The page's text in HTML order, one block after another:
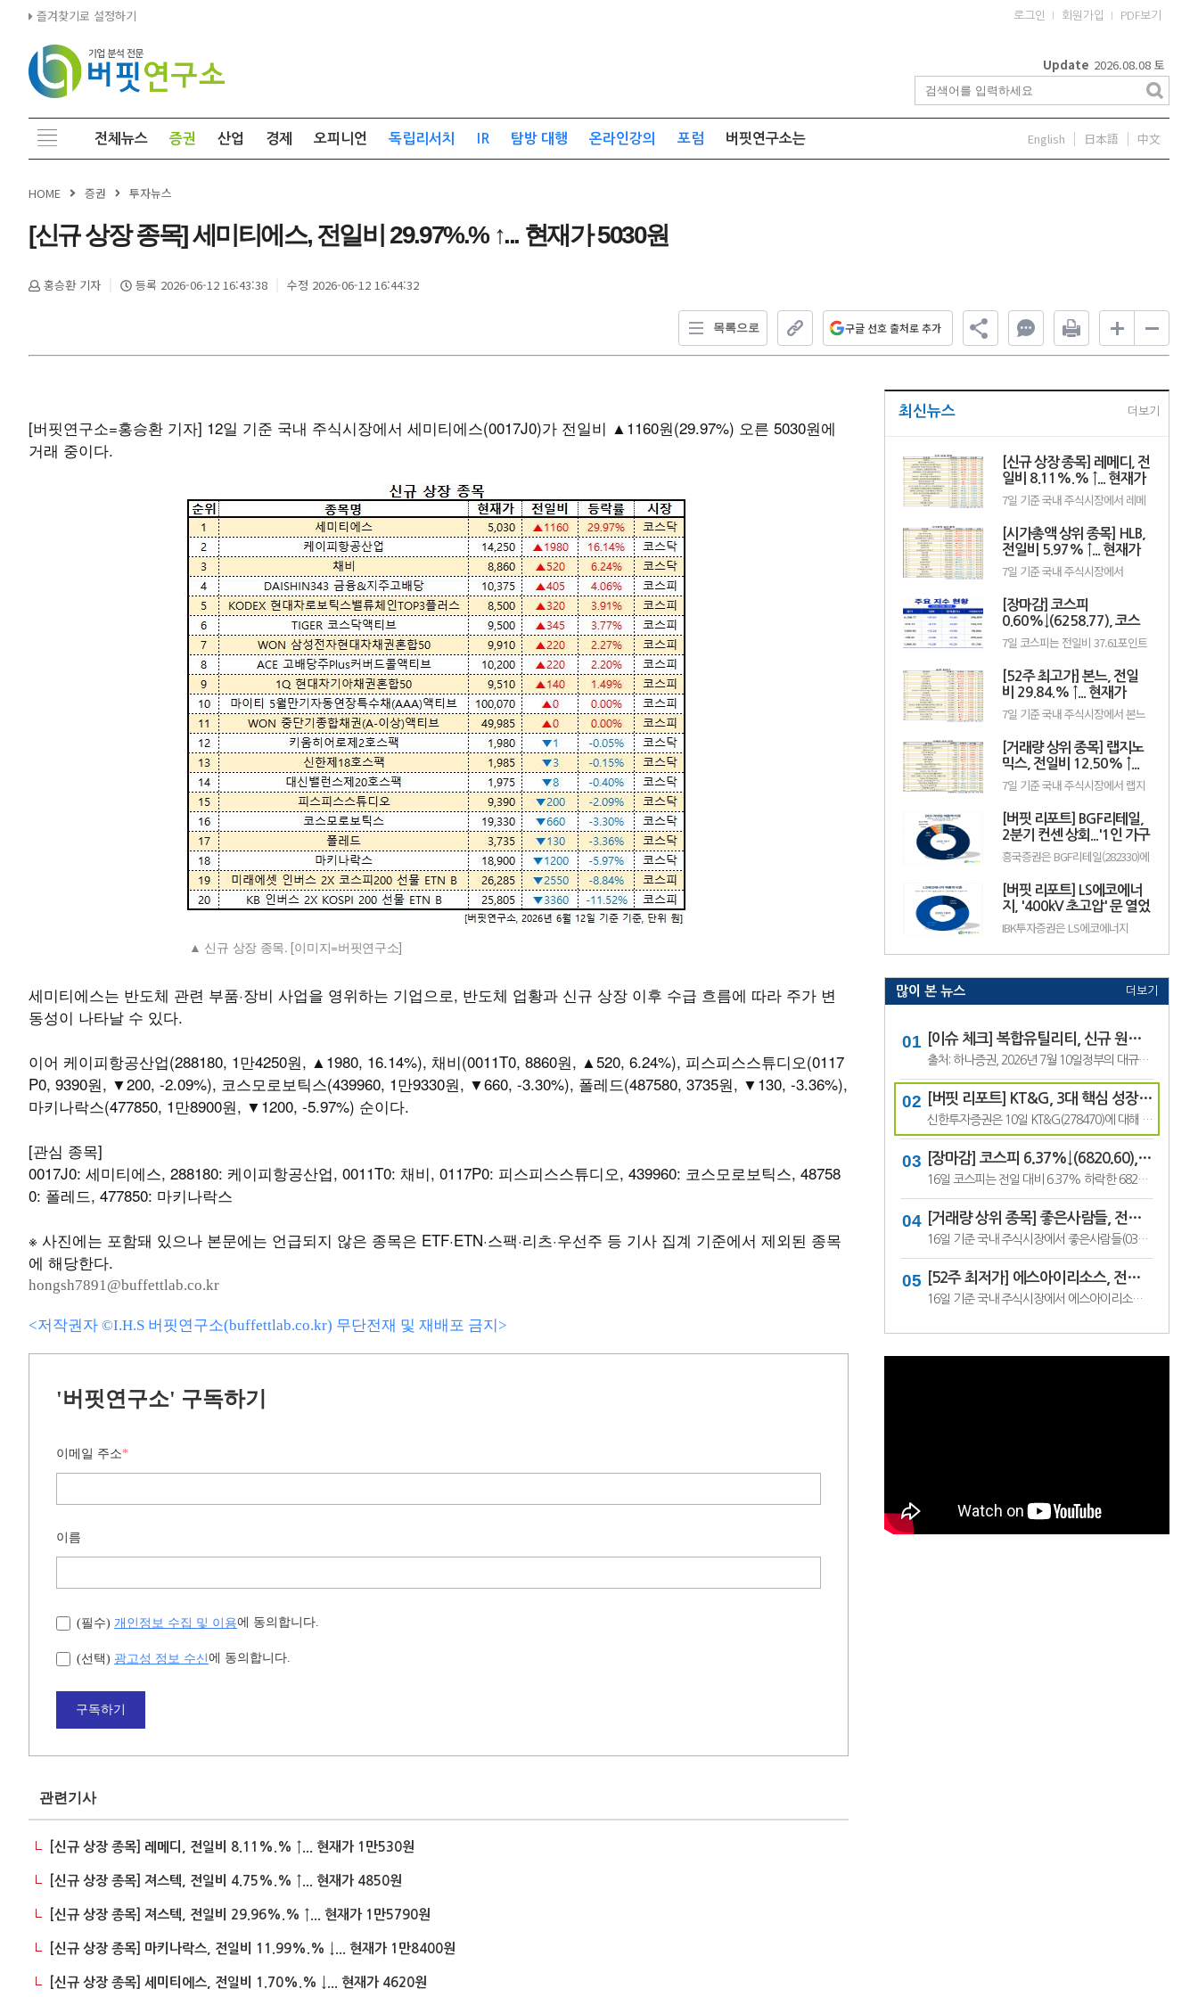
즐겨찾기로 설정하기 로그인 회원가입 PDF보기
Update 2026.08.08 토
전체뉴스 증권 산업 경제 오피니언 독립리서치 IR 탐방 대행 온라인강의 포럼 버핏연구소는 English 日本語 中文
HOME 증권 투자뉴스
[신규 상장 종목] 세미티에스, 전일비 29.97%.% ↑... 현재가 5030원
홍승환 기자 등록 2026-06-12 16:43:38 수정 2026-06-12 16:44:32
목록으로 구글 선호 출처로 추가
[버핏연구소=홍승환 기자] 12일 기준 국내 주식시장에서 세미티에스(0017J0)가 전일비 ▲1160원(29.97%) 오른 5030원에
거래 중이다.
신규 상장 종목. [이미지=버핏연구소]
세미티에스는 반도체 관련 부품·장비 사업을 영위하는 기업으로, 반도체 업황과 신규 상장 이후 수급 흐름에 따라 주가 변
동성이 나타날 수 있다.
이어 케이피항공산업(288180, 1만4250원, ▲1980, 16.14%), 채비(0011T0, 8860원, ▲520, 6.24%), 피스피스스튜디오(0117
P0, 9390원, ▼200, -2.09%), 코스모로보틱스(439960, 1만9330원, ▼660, -3.30%), 폴레드(487580, 3735원, ▼130, -3.36%),
마키나락스(477850, 1만8900원, ▼1200, -5.97%) 순이다.
[관심 종목]
0017J0: 세미티에스, 288180: 케이피항공산업, 0011T0: 채비, 0117P0: 피스피스스튜디오, 439960: 코스모로보틱스, 48758
0: 폴레드, 477850: 마키나락스
※ 사진에는 포함돼 있으나 본문에는 언급되지 않은 종목은 ETF·ETN·스팩·리츠·우선주 등 기사 집계 기준에서 제외된 종목
에 해당한다.
hongsh7891@buffettlab.co.kr
<저작권자 ©I.H.S 버핏연구소(buffettlab.co.kr) 무단전재 및 재배포 금지>
'버핏연구소' 구독하기
이메일 주소*
이름
(필수) 개인정보 수집 및 이용에 동의합니다.
(선택) 광고성 정보 수신에 동의합니다.
구독하기
관련기사
[신규 상장 종목] 레메디, 전일비 8.11%.% ↑... 현재가 1만530원
[신규 상장 종목] 져스텍, 전일비 4.75%.% ↑... 현재가 4850원
[신규 상장 종목] 져스텍, 전일비 29.96%.% ↑... 현재가 1만5790원
[신규 상장 종목] 마키나락스, 전일비 11.99%.% ↓... 현재가 1만8400원
[신규 상장 종목] 세미티에스, 전일비 1.70%.% ↓... 현재가 4620원
최신뉴스 더보기
[신규 상장 종목] 레메디, 전
일비 8.11%.% ↑... 현재가
1만530원
7일 기준 국내 주식시장에서 레메
(8.11%) 오른 1만530원에 거래 중
이다.레메디는 의료기기 관련 사업
을 영위하는 기업으로, 신규 상장
이후 투자자 수급과 성장 기대감에
따라 주가 변동성이 나타날 수 있
(0156T0, 1만870원, ▲370,
3.52%), 스트라드비젼(475040,
3070원, ▲30, 0.99%), 세미티에
스(0017J0, 3110...
[시가총액 상위 종목] HLB,
전일비 5.97% ↑... 현재가
3만7300원
7일 기준 국내 주식시장에서
(5.97%) 오른 3만7300원에 거래
중이다.HLB는 항암제 개발을 중심
으로 바이오 사업을 영위하는 기업
으로, 신약 허가와 임상 결과, 글로
벌 판매 기대감 등에 따라 주가 변
프로비엠(247540, 10만7000원,
▲4500, 4.39%), LG에너지솔루션
(373220, 36만원, ▲1만5000,
4.35%), 한.
[장마감] 코스피
0.60%↓(6258.77), 코스
닥 0.36%↓(798.81)
7일 코스피는 전일비 37.61포인트
했다. 이날 개인과 기관은 각각
3451억원, 8880억원 순매수했고,
외국인은 1조2550억원 순매도했
다.코스닥은 전일비 2.86포인트
(0.36%) 하락한 798.81pt로 마쳤
했고, 외국인과 기관은 각각 2943
억원, 1049억원 순매도했다.임정
은 KB증권 연구원은 KB리서치 장
마감.
[52주 최고가] 본느, 전일
비 29.84.% ↑... 현재가
6200원
7일 기준 국내 주식시장에서 본느
(29.84%) 오른 6200원에 거래 중
이다.본느는 화장품 ODM·브랜드
사업을 영위하는 기업으로, 색조·
기초 화장품 등 뷰티 제품을 중심
으로 사업을 전개하고 있다. K뷰티
따라 주가 변동성이 나타날 수 있
다.이어 BGF리테일(282330, 15만
3100원, ▲1만9600, 1...
[거래량 상위 종목] 랩지노
믹스, 전일비 12.50% ↑...
현재가 882원
7일 기준 국내 주식시장에서 랩지
(12.50%) 오른 882원에 거래 중이
다.랩지노믹스는 분자진단 및 유전
체 분석 서비스를 제공하는 기업으
로, 진단키트와 임상 유전체 검사
등을 주요 사업으로 영위하고 있
수급 변화에 따라 주가 변동성이
나타날 수 있다.이어 폴라리스
AI(039980, 6...
[버핏 리포트] BGF리테일,
2분기 컨센 상회...'1인 가구
증가' '방한 외국인 소비 확
대' 구조적 수혜 전망 - 흥국
흥국증권은 BGF리테일(282330)에
대해 1~2인 가구 증가와 방한 외국
인 소비 확대에 따른 구조적 수혜
가 이어질 것으로 전망하며 투자의
견 ‘매수’를 유지했다. 목표주가는
기존 18만원에서 19만원으로 상향
했다. BGF리테일의 전일 종가는
연구원은 “1~2인 가구 증가에 따
[버핏 리포트] LS에코에너
지, '400kV 초고압' 문 열었
다...2027년 본격 수혜 기대
IBK투자증권은 LS에코에너지
덕트를 중심으로 안정적인 실적 성
초고압 케이블이 새로운 성장동력
으로 자리 잡을 전망이라며 투자의
견 '매수'를 유지하고 목표주가 7
너지의 전일 종가는 4만5550원이
다.김태현 IBK투자증권 연구원은
"올해 2분기 .
많이 본 뉴스 더보기
[이슈 체크] 복합유틸리티, 신규 원전 최대 4기 가능성…한국전력 장기 성장 기대
출처: 하나증권, 2026년 7월 10일정부의 대규모 산업 투자로 전력 수요가 늘어날 것으로 예상되면서 제12차 전력수급기본계획에 신규 원전과 액화천연가스(LNG) 발전 설비 확대가 포함될 가능성이 있다는 분석이 나왔다.올해 발표가 예상됐던 제12차 전력수급기본계획 최종안은 정부의 3대 메가프로젝트 관련 내용을 반영하면서 발표 시점이 늦.
[버핏 리포트] KT&G, 3대 핵심 성장 산업·신성장동력 통해 견조한 주가 기대 – 신한
신한투자증권은 10일 KT&G(278470)에 대해 3대 핵심 성장 산업(전자담배, 글로벌, 건기식)과 니코틴 파우치 등 신성장동력이 견조한 주가를 만들 것이라며, 투자의견 ‘매수’와 목표주가 22만원을 유지했다. KT&G의 전일 종가는 17만6400원이다.조상훈 신한투자증권 애널리스트는 “2분기 매출액 1조6630억원(+7.4%, 이하 전년동기대비), 영업...
[장마감] 코스피 6.37%↓(6820.60), 코스닥 4.53%↓(791.84)
16일 코스피는 전일 대비 6.37% 하락한 6820.60포인트로 마감했다. 이날 개인은 3조6606억원을 순매수했고 외국인과 기관은 각각 1조3920억원, 2조3682억원을 순매도했다.코스닥은 전일 대비 4.53% 내린 791.84포인트로 거래를 마쳤다. 개인은 4467억원을 순매수한 반면 외국인과 기관은 각각 3065억원, 1563억원을 순매도했다.임정은 KB증권 연구원은 KB리서...
[거래량 상위 종목] 좋은사람들, 전일비 29.90% ↑... 현재가 530원
16일 기준 국내 주식시장에서 좋은사람들(033340)이 전일비 ▲122원(29.90%) 오른 530원에 거래 중이다.좋은사람들은 내의류와 언더웨어 등을 제조·판매하는 의류 전문기업이다. 소비 경기와 브랜드 판매 흐름, 수급 변화에 따라 주가 변동성이 나타날 수 있다.이어 씨피시스템(413630, 3360원, ▲370, 12.37%), 조아제약(034940, 625원, ▲53, 9.27%), 웰크..
[52주 최저가] 에스아이리소스, 전일비 29.78.% ↓... 현재가 125원
16일 기준 국내 주식시장에서 에스아이리소스(065420)가 전일비 ▼53원(-29.78%) 내린 125원에 거래 중이다.에스아이리소스는 자원개발 및 에너지 관련 사업을 영위하는 기업으로, 원자재 가격과 에너지 수급 흐름에 따라 주가 변동성이 나타날 수 있다. 최근 투자심리 위축과 수급 변화가 맞물리며 52주 최저가를 기록한 것으로 보인다.이어 레몬..